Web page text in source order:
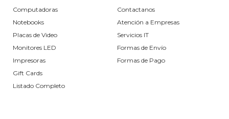
Computadoras
Notebooks
Placas de Video
Monitores LED
Impresoras
Gift Cards
Listado Completo
Contactanos
Atención a Empresas
Servicios IT
Formas de Envío
Formas de Pago